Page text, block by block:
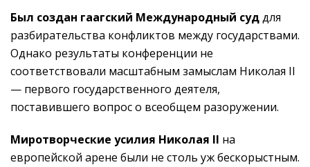
Был создан гаагский Международный суддля
разбирательства конфликтов между государствами.
Однако результаты конференции не
соответствовали масштабным замыслам Николая II
— первого государственного деятеля,
поставившего вопрос о всеобщем разоружении.
Миротворческие усилия Николая II на
европейской арене были не столь уж бескорыстным.